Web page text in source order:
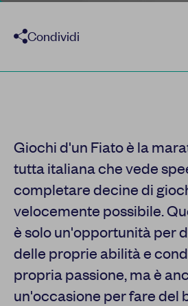
Condividi
Giochi d'un Fiato è la
tutta italiana che vede
completare decine di
velocemente possibile.
è solo un'opportunità per
delle proprie abilità e
propria passione, ma è
un'occasione per fare del